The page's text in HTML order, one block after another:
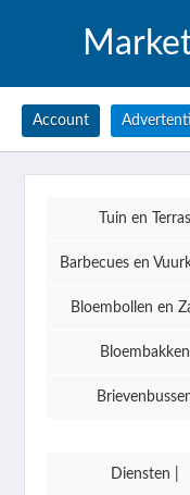
Account
Tuin en Terras
Barbecues en
Bloembollen en
Bloembakken
Diensten |